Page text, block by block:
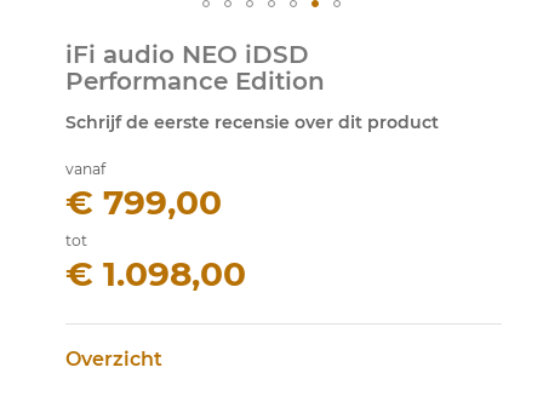
iFi audio NEO iDSD
Performance Edition
Schrijf de eerste recensie over dit product
vanaf
€ 799,00
tot
€ 1.098,00
Overzicht
naar
het
van
afbeeldingen-
gallerij